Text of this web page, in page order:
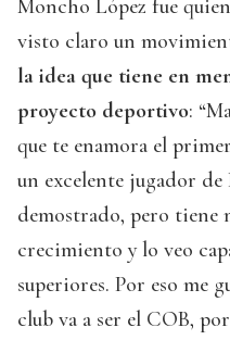
Moncho López fue
visto claro un
la idea que tiene en
proyecto deportivo:
que te enamora el
un excelente jugador de
demostrado, pero tiene
crecimiento y lo veo
superiores. Por eso me
club va a ser el COB,